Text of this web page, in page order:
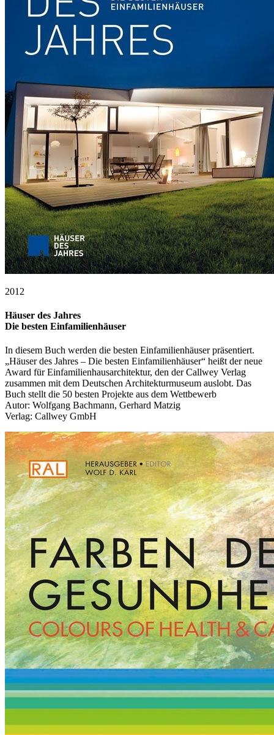
2012
Häuser des Jahres
Die besten Einfamilienhäuser
In diesem Buch werden die besten Einfamilienhäuser präsentiert.
„Häuser des Jahres – Die besten Einfamilienhäuser“ heißt der neue
Award für Einfamilienhausarchitektur, den der Callwey Verlag
zusammen mit dem Deutschen Architekturmuseum auslobt. Das
Buch stellt die 50 besten Projekte aus dem Wettbewerb
Autor: Wolfgang Bachmann, Gerhard Matzig
Verlag: Callwey GmbH